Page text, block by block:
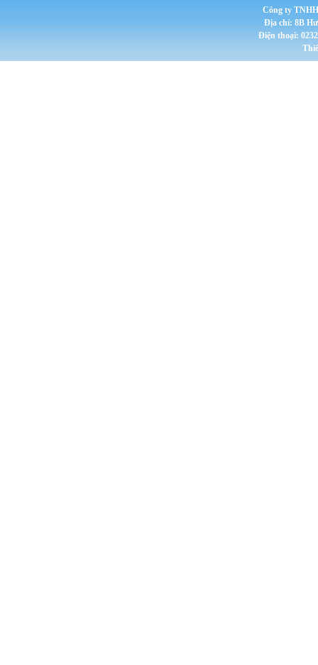
Công ty
Địa chỉ: 8B
Điện thoại: